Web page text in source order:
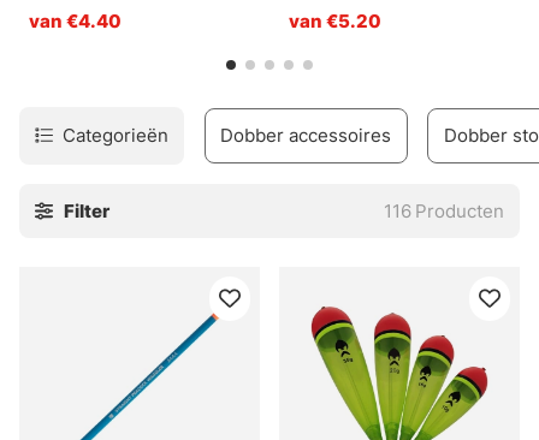
van €4.40
van €5.20
Categorieën Dobber accessoires Dobber
Filter 116 Producten